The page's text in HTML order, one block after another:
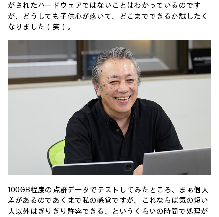
がされたハードウェアではないことはわかっているのです
が、どうしても子供心が疼いて、どこまでできるか試したく
なりました（笑）。
100GB程度の点群データでテストしてみたところ、まぁ個人
差があるのであくまで私の感覚ですが、これならば気の短い
人以外はぎりぎり許容できる、というくらいの時間で処理が